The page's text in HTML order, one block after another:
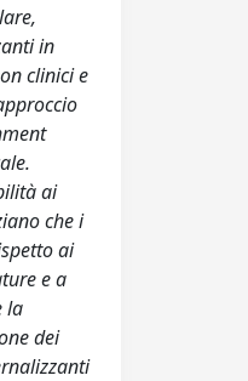
in
clinici e
ai
che i
ai
e a
la
dei